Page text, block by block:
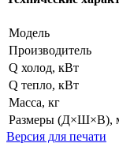
Модель
Производитель
Q холод, кВт
Q тепло, кВт
Масса, кг
Размеры (Д×Ш×В),
Версия для печати